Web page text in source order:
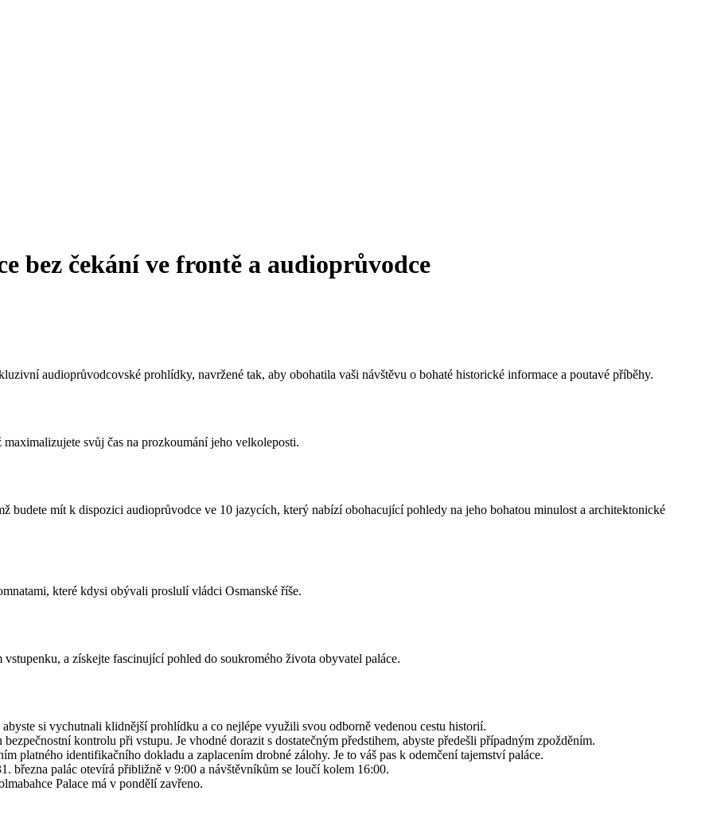
bez čekání ve frontě a audioprůvodce
audioprůvodcovské prohlídky, navržené tak, aby obohatila vaši návštěvu o bohaté historické informace a poutavé příběhy.
svůj čas na prozkoumání jeho velkoleposti.
budete mít k dispozici audioprůvodce ve 10 jazycích, který nabízí obohacující pohledy na jeho bohatou minulost a architektonické
které kdysi obývali proslulí vládci Osmanské říše.
a získejte fascinující pohled do soukromého života obyvatel paláce.
si vychutnali klidnější prohlídku a co nejlépe využili svou odborně vedenou cestu historií.
kontrolu při vstupu. Je vhodné dorazit s dostatečným předstihem, abyste předešli případným zpožděním.
platného identifikačního dokladu a zaplacením drobné zálohy. Je to váš pas k odemčení tajemství paláce.
března palác otevírá přibližně v 9:00 a návštěvníkům se loučí kolem 16:00.
Palace má v pondělí zavřeno.